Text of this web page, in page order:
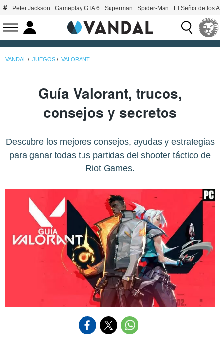
Peter Jackson Gameplay GTA 6 Superman Spider-Man El Señor de los
VANDAL JUEGOS VALORANT
Guía Valorant, trucos,
consejos y secretos
Descubre los mejores consejos, ayudas y estrategias
para ganar todas tus partidas del shooter táctico de
Riot Games.